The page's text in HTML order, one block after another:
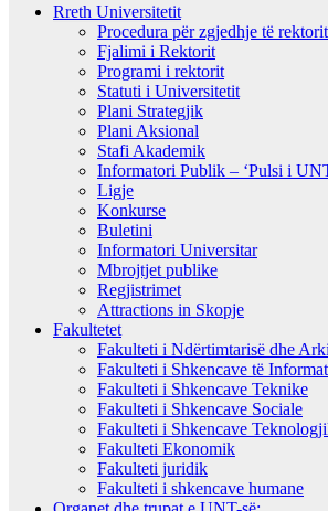
Rreth Universitetit
Procedura për zgjedhje të rektorit
Fjalimi i Rektorit
Programi i rektorit
Statuti i Universitetit
Plani Strategjik
Plani Aksional
Stafi Akademik
Informatori Publik – ‘Pulsi i
Ligje
Konkurse
Buletini
Informatori Universitar
Mbrojtjet publike
Regjistrimet
Attractions in Skopje
Fakultetet
Fakulteti i Ndërtimtarisë dhe
Fakulteti i Shkencave të
Fakulteti i Shkencave Teknike
Fakulteti i Shkencave Sociale
Fakulteti i Shkencave
Fakulteti Ekonomik
Fakulteti juridik
Fakulteti i shkencave humane